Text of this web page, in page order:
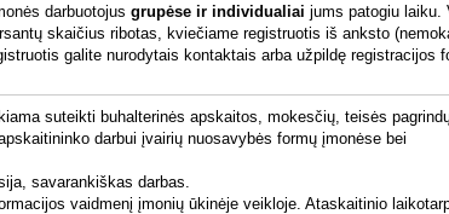
darbuotojus grupėse ir individualiai jums patogiu laiku.
skaičius ribotas, kviečiame registruotis iš anksto
galite nurodytais kontaktais arba užpildę registracijos
suteikti buhalterinės apskaitos, mokesčių, teisės
darbui įvairių nuosavybės formų įmonėse bei
savarankiškas darbas.
vaidmenį įmonių ūkinėje veikloje. Ataskaitinio